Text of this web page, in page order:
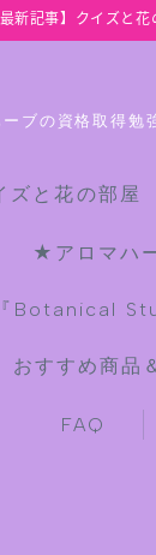
最新記事】クイズと
ブの資格取得
ズと花の部屋
★アロマハ
Botanical
おすすめ商品
FAQ
【最
★全種